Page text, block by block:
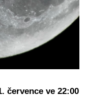
července ve 22:00